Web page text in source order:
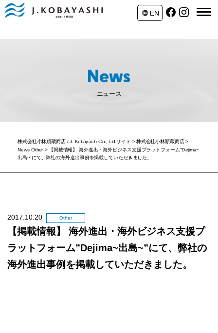
ニュース
株式会社小林順蔵商店 / J. Kobayashi Co., Ltd.サイト >株式会社小林順蔵商店 >
News Other > 【掲載情報】 海外進出・海外ビジネス支援プラットフォーム”Dejima~
出島~”にて、弊社の海外進出事例を掲載していただきました。
2017.10.20 Other
【掲載情報】 海外進出・海外ビジネス支援プ
ラットフォーム”Dejima~出島~”にて、弊社の
海外進出事例を掲載していただきました。